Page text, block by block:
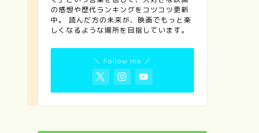
の感想や歴代ランキングをコツコツ更新
中。 読んだ方の未来が、映画でもっと楽
しくなるような場所を目指しています。
＼ Follow me ／